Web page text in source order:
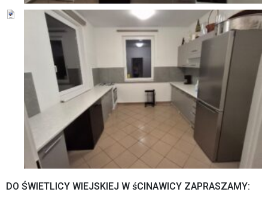
DO ŚWIETLICY WIEJSKIEJ W śCINAWICY ZAPRASZAMY: